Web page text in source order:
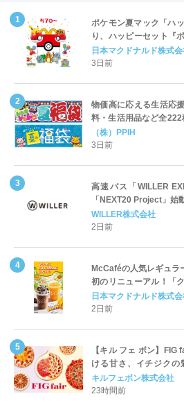
ポケモン夏マック「ハ
り、ハッピーセット『
定登場
日本マクドナルド株式
3日前
物価高に応える生活応
料・生活用品など全
「夏福袋」＆セール 8
（株）PPIH
3日前
高速バス「WILLER
「NEXT20 Project」始
WILLER株式会社
2日前
McCaféの人気レギュラ
初のリニューアル！「
ッペ」「マンゴースム
開始
日本マクドナルド株式
2日前
【キル フェ ボン】FIG
ける甘さ、イチジクの
め、イチジク尽くしの
ート
キルフェボン株式会社
23時間前